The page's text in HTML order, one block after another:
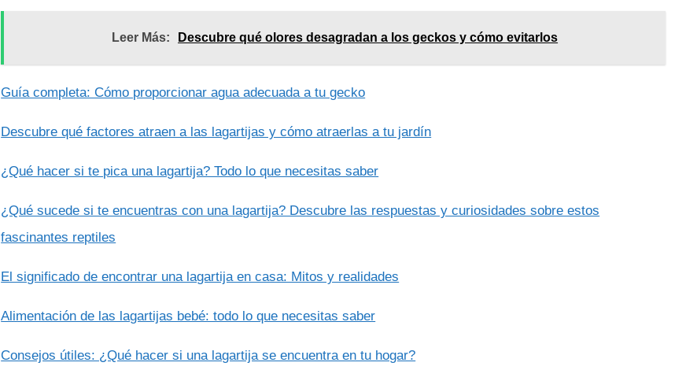
Leer Más: Descubre qué olores desagradan a los geckos y cómo evitarlos
Guía completa: Cómo proporcionar agua adecuada a tu gecko
Descubre qué factores atraen a las lagartijas y cómo atraerlas a tu jardín
¿Qué hacer si te pica una lagartija? Todo lo que necesitas saber
¿Qué sucede si te encuentras con una lagartija? Descubre las respuestas y curiosidades sobre estos
fascinantes reptiles
El significado de encontrar una lagartija en casa: Mitos y realidades
Alimentación de las lagartijas bebé: todo lo que necesitas saber
Consejos útiles: ¿Qué hacer si una lagartija se encuentra en tu hogar?